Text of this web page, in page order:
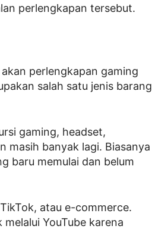
perlengkapan tersebut.
perlengkapan gaming
salah satu jenis barang
gaming, headset,
masih banyak lagi. Biasanya
baru memulai dan belum
atau e-commerce.
YouTube karena